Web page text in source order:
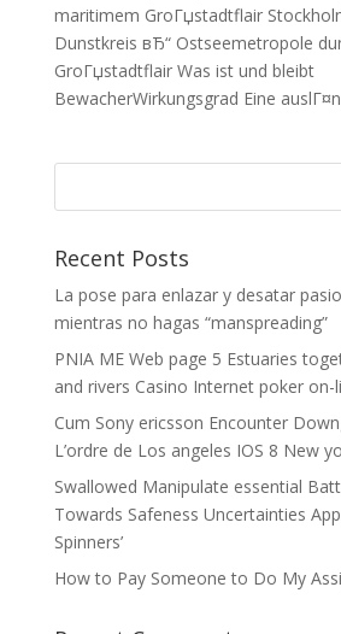
maritimem GroГџstadtflair
Dunstkreis вЂ“ Ostseemetropole
GroГџstadtflair Was ist und bleibt
BewacherWirkungsgrad Eine
Recent Posts
La pose para enlazar y desatar
mientras no hagas “manspreading”
PNIA ME Web page 5 Estuaries
and rivers Casino Internet poker on-
Cum Sony ericsson Encounter
L’ordre de Los angeles IOS 8 New
Swallowed Manipulate essential
Towards Safeness Uncertainties
Spinners’
How to Pay Someone to Do My